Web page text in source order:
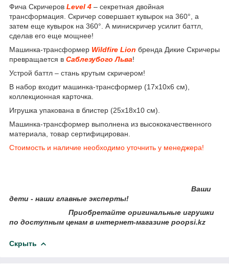
Фича Скричеров Level 4 – секретная двойная
трансформация. Скричер совершает кувырок на 360°, а
затем еще кувырок на 360°. А минискричер усилит баттл,
сделав его еще мощнее!
Машинка-трансформер Wildfire Lion бренда Дикие Скричеры
превращается в Саблезубого Льва!
Устрой баттл – стань крутым скричером!
В набор входит машинка-трансформер (17х10х6 см),
коллекционная карточка.
Игрушка упакована в блистер (25х18х10 см).
Машинка-трансформер выполнена из высококачественного
материала, товар сертифицирован.
Стоимость и наличие необходимо уточнить у менеджера!
Ваши
дети - наши главные эксперты!
Приобретайте оригинальные игрушки
по доступным ценам в интернет-магазине poopsi.kz
Скрыть